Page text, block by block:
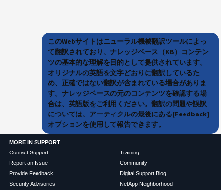
このWebサイトはニューラル機械翻訳ツールによっ
て翻訳されており、ナレッジベース（KB）コンテン
ツの基本的な理解を目的として提供されています。
オリジナルの英語を文字どおりに翻訳しているた
め、正確ではない翻訳が含まれている場合がありま
す。ナレッジベースの元のコンテンツを確認する場
合は、英語版をご利用ください。翻訳の問題や誤訳
については、アーティクルの最後にある[Feedback]
オプションを使用して報告できます。
MORE IN SUPPORT
Contact Support
Report an Issue
Provide Feedback
Security Advisories
Training
Community
Digital Support Blog
NetApp Neighborhood